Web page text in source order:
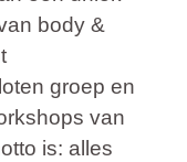
body &
groep en
van
is: alles